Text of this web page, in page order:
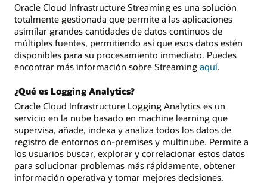
Oracle Cloud Infrastructure Streaming es una solución
totalmente gestionada que permite a las aplicaciones
asimilar grandes cantidades de datos continuos de
múltiples fuentes, permitiendo así que esos datos estén
disponibles para su procesamiento inmediato. Puedes
encontrar más información sobre Streaming aquí.
¿Qué es Logging Analytics?
Oracle Cloud Infrastructure Logging Analytics es un
servicio en la nube basado en machine learning que
supervisa, añade, indexa y analiza todos los datos de
registro de entornos on-premises y multinube. Permite a
los usuarios buscar, explorar y correlacionar estos datos
para solucionar problemas más rápidamente, obtener
información operativa y tomar mejores decisiones.